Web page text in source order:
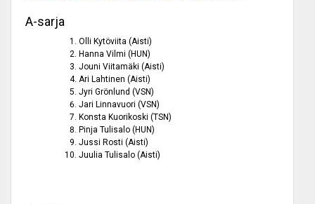
A-sarja
Olli Kytöviita (Aisti)
Hanna Vilmi (HUN)
Jouni Viitamäki (Aisti)
Ari Lahtinen (Aisti)
Jyri Grönlund (VSN)
Jari Linnavuori (VSN)
Konsta Kuorikoski (TSN)
Pinja Tulisalo (HUN)
Jussi Rosti (Aisti)
Juulia Tulisalo (Aisti)